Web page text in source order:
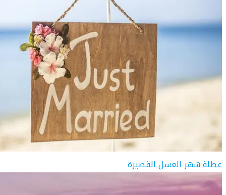
عطلة شهر العسل القصيرة